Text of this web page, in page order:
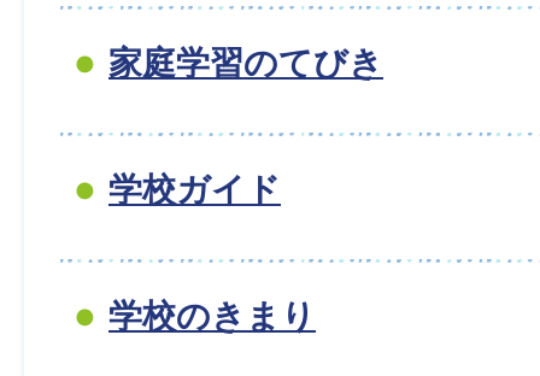
家庭学習のてびき
学校ガイド
学校のきまり